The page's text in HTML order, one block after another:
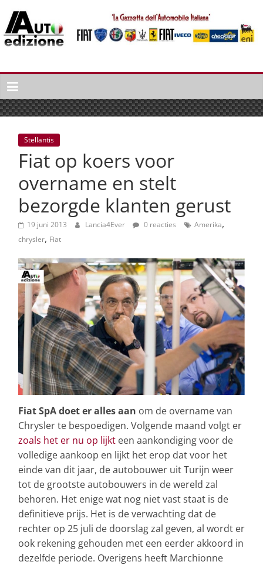
naar
inhoud
Auto
Edizione
La
Gazetta
dell'Automobile
Italiana
autonieuws
lifestyle
Stellantis
Fiat op koers voor
overname en stelt
bezorgde klanten gerust
19 juni 2013 Lancia4Ever 0 reacties Amerika,
chrysler, Fiat
Fiat SpA doet er alles aan om de overname van
Chrysler te bespoedigen. Volgende maand volgt er
zoals het er nu op lijkt een aankondiging voor de
volledige aankoop en lijkt het erop dat voor het
einde van dit jaar, de autobouwer uit Turijn weer
tot de grootste autobouwers in de wereld zal
behoren. Het enige wat nog niet vast staat is de
definitieve prijs. Het is de verwachting dat de
rechter op 25 juli de doorslag zal geven, al wordt er
ook rekening gehouden met een eerder akkoord in
dezelfde periode. Overigens heeft Marchionne